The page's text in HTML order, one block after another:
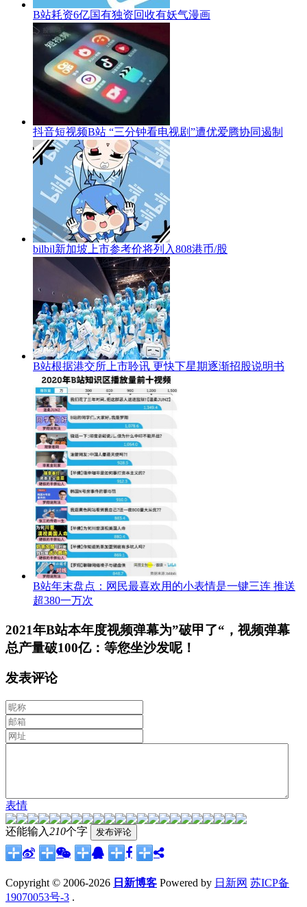
B站耗资6亿国有独资回收有妖气漫画
抖音短视频B站 “三分钟看电视剧”遭优爱腾协同遏制
bilbil新加坡上市参考价将列入808港币/股
B站根据港交所上市聆讯 更快下星期逐渐招股说明书
B站年末盘点：网民最喜欢用的小表情是一键三连 推送
超380一万次
2021年B站本年度视频弹幕为”破甲了“，视频弹幕
总产量破100亿：等您坐沙发呢！
发表评论
表情
还能输入210个字
Copyright © 2006-2026 日新博客 Powered by 日新网 苏ICP备
19070053号-3 .